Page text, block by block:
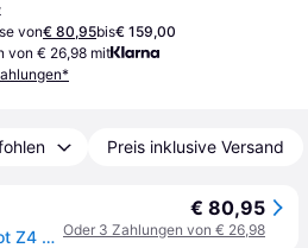
von€ 80,95bis€ 159,00
von € 26,98 mit
Preis inklusive Versand
Black Diamond Camalot Z4 Offset - lila - .5-.75-purple/green
€ 80,95
Oder 3 Zahlungen von € 26,98